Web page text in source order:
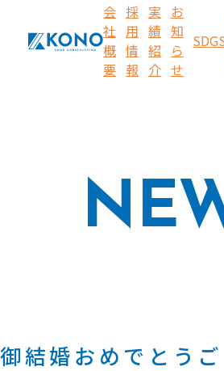
会
社
概
要
採
用
情
報
実
績
紹
介
お
知
ら
せ
御結婚おめでとうご